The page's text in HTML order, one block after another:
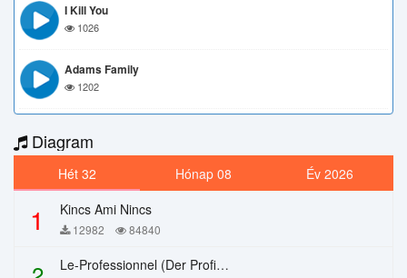
I Kill You
1026
Adams Family
1202
Diagram
Hét 32 Hónap 08 Év 2026
1 Kincs Ami Nincs
12982 84840
Le-Professionnel (Der Profi) – Chi Mai